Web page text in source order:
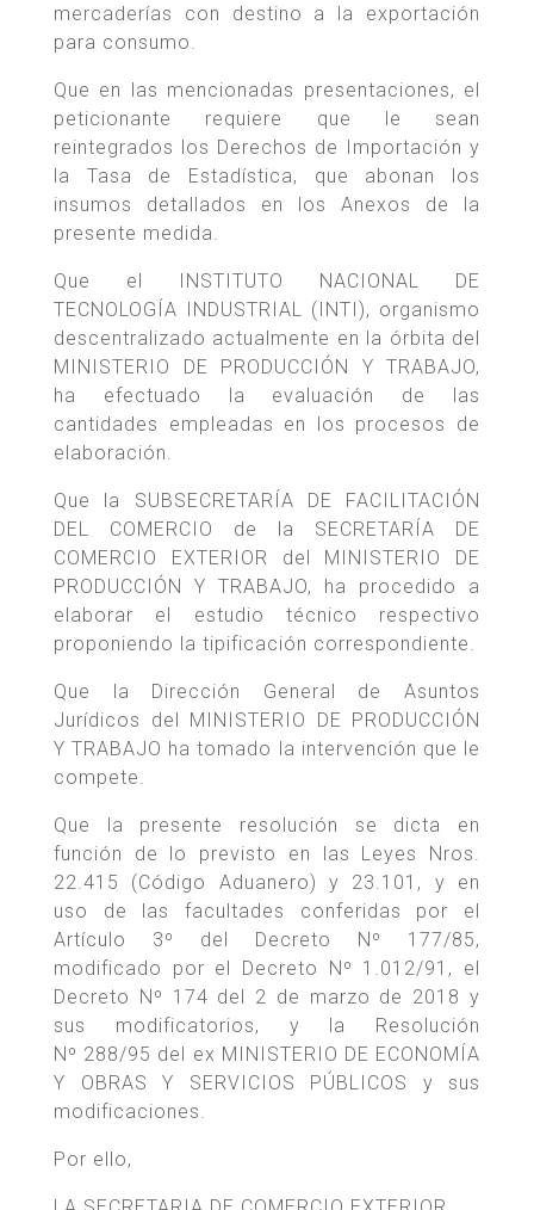
mercaderías con destino a la exportación
para consumo.
Que en las mencionadas presentaciones, el
peticionante requiere que le sean
reintegrados los Derechos de Importación y
la Tasa de Estadística, que abonan los
insumos detallados en los Anexos de la
presente medida.
Que el INSTITUTO NACIONAL DE
TECNOLOGÍA INDUSTRIAL (INTI), organismo
descentralizado actualmente en la órbita del
MINISTERIO DE PRODUCCIÓN Y TRABAJO,
ha efectuado la evaluación de las
cantidades empleadas en los procesos de
elaboración.
Que la SUBSECRETARÍA DE FACILITACIÓN
DEL COMERCIO de la SECRETARÍA DE
COMERCIO EXTERIOR del MINISTERIO DE
PRODUCCIÓN Y TRABAJO, ha procedido a
elaborar el estudio técnico respectivo
proponiendo la tipificación correspondiente.
Que la Dirección General de Asuntos
Jurídicos del MINISTERIO DE PRODUCCIÓN
Y TRABAJO ha tomado la intervención que le
compete.
Que la presente resolución se dicta en
función de lo previsto en las Leyes Nros.
22.415 (Código Aduanero) y 23.101, y en
uso de las facultades conferidas por el
Artículo 3º del Decreto Nº 177/85,
modificado por el Decreto Nº 1.012/91, el
Decreto Nº 174 del 2 de marzo de 2018 y
sus modificatorios, y la Resolución
Nº 288/95 del ex MINISTERIO DE ECONOMÍA
Y OBRAS Y SERVICIOS PÚBLICOS y sus
modificaciones.
Por ello,